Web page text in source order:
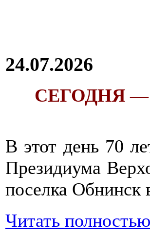
24.07.2026
СЕГОДНЯ
В этот день 70
Президиума
поселка Обнинск
Читать